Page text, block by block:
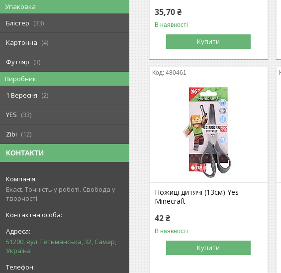
Упаковка
Блістер
33
Картонна 4
Футляр
3
Виробник
1 Вересня
2
YES 33
Zibi 12
КОНТАКТИ
Exact. Точність у роботі. Свобода у
творчості.
51200, вул. Гетьманська, 32, Самар,
Україна
35,70 ₴
В наявності
Купити
480461
Ножиці дитячі (13см) Yes
Minecraft
42 ₴
В наявності
Купити